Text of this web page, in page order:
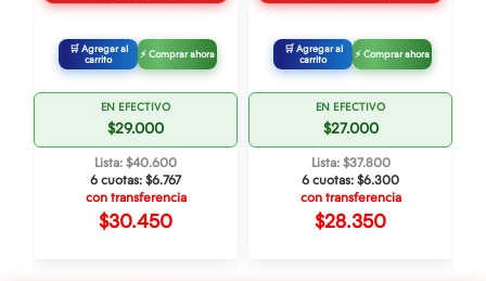
🛒 Agregar al
carrito
⚡ Comprar ahora
EN EFECTIVO
$29.000
Lista: $40.600
6 cuotas: $6.767
con transferencia
$30.450
🛒 Agregar al
carrito
⚡ Comprar ahora
EN EFECTIVO
$27.000
Lista: $37.800
6 cuotas: $6.300
con transferencia
$28.350